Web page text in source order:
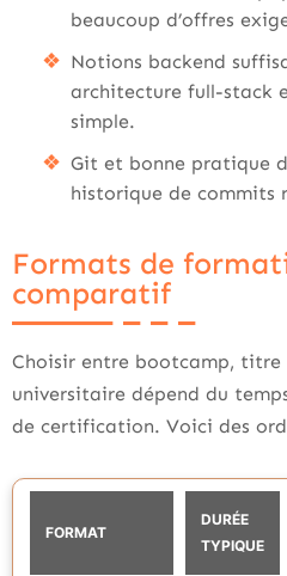
beaucoup d’offres
Notions backend
architecture full-stack
simple.
Git et bonne pratique
historique de commits
Formats de
comparatif
Choisir entre bootcamp, titre
universitaire dépend du
de certification. Voici des
FORMAT
DURÉE
TYPIQUE